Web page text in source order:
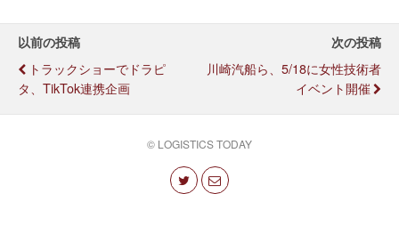
以前の投稿
トラックショーでドラピ
タ、TikTok連携企画
次の投稿
川崎汽船ら、5/18に女性技術者
イベント開催
© LOGISTICS TODAY